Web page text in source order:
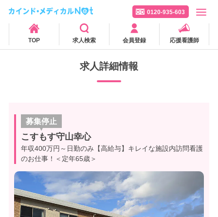
0120-935-603
TOP 求人検索 会員登録 応援看護師
求人詳細情報
募集停止
こすもす守山幸心
年収400万円～日勤のみ【高給与】キレイな施設内訪問看護
のお仕事！＜定年65歳＞